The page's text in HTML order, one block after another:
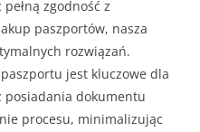
zgodność z
paszportów, nasza
rozwiązań.
jest kluczowe dla
posiadania dokumentu
procesu, minimalizując